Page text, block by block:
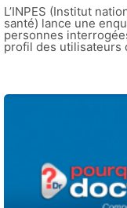
L’INPES (Institut
santé) lance une
personnes
profil des utilisateurs